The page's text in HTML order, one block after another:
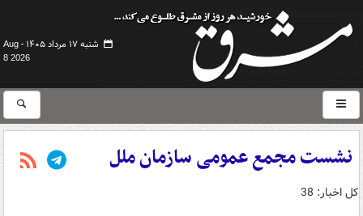
شنبه ۱۷ مرداد ۱۴۰۵ -
Aug
8 2026
نشست مجمع عمومی سازمان ملل
کل اخبار: 38